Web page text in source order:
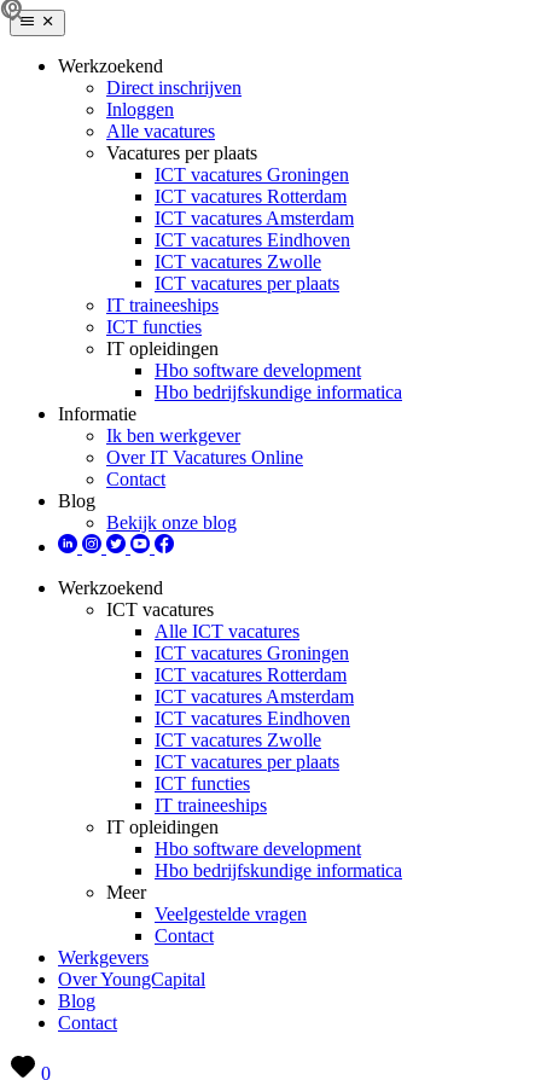
Werkzoekend
Direct inschrijven
Inloggen
Alle vacatures
Vacatures per plaats
ICT vacatures Groningen
ICT vacatures Rotterdam
ICT vacatures Amsterdam
ICT vacatures Eindhoven
ICT vacatures Zwolle
ICT vacatures per plaats
IT traineeships
ICT functies
IT opleidingen
Hbo software development
Hbo bedrijfskundige informatica
Informatie
Ik ben werkgever
Over IT Vacatures Online
Contact
Blog
Bekijk onze blog
Werkzoekend
ICT vacatures
Alle ICT vacatures
ICT vacatures Groningen
ICT vacatures Rotterdam
ICT vacatures Amsterdam
ICT vacatures Eindhoven
ICT vacatures Zwolle
ICT vacatures per plaats
ICT functies
IT traineeships
IT opleidingen
Hbo software development
Hbo bedrijfskundige informatica
Meer
Veelgestelde vragen
Contact
Werkgevers
Over YoungCapital
Blog
Contact
0